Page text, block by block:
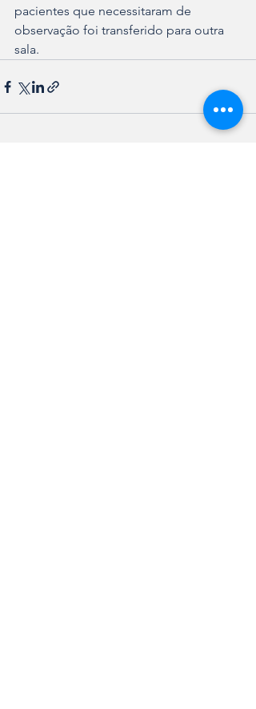
pacientes que necessitaram de
observação foi transferido para outra
sala.